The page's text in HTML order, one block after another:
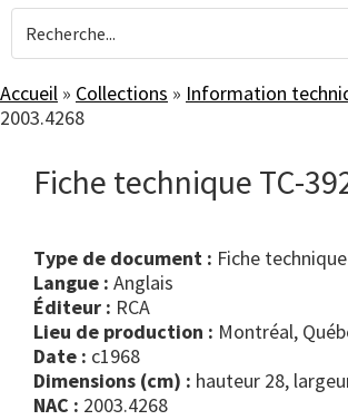
Accueil » Collections » Information
2003.4268
Fiche technique TC-
Type de document :
fiche technique
Langue : Anglais
Éditeur : RCA
Lieu de production : Montréal,
Date : c1968
Dimensions (cm) : hauteur 28,
NAC : 2003.4268